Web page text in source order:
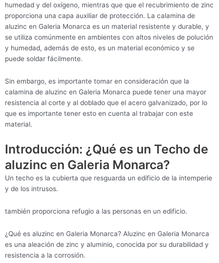
humedad y del oxígeno, mientras que que el recubrimiento de zinc
proporciona una capa auxiliar de protección. La calamina de
aluzinc en Galeria Monarca es un material resistente y durable, y
se utiliza comúnmente en ambientes con altos niveles de polución
y humedad, además de esto, es un material económico y se
puede soldar fácilmente.
Sin embargo, es importante tomar en consideración que la
calamina de aluzinc en Galeria Monarca puede tener una mayor
resistencia al corte y al doblado que el acero galvanizado, por lo
que es importante tener esto en cuenta al trabajar con este
material.
Introducción: ¿Qué es un Techo de
aluzinc en Galeria Monarca?
Un techo es la cubierta que resguarda un edificio de la intemperie
y de los intrusos.
también proporciona refugio a las personas en un edificio.
¿Qué es aluzinc en Galeria Monarca? Aluzinc en Galeria Monarca
es una aleación de zinc y aluminio, conocida por su durabilidad y
resistencia a la corrosión.